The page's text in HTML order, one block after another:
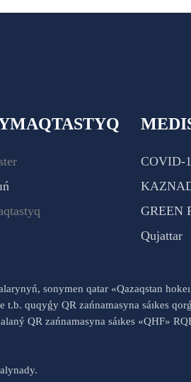
COVID-
GREEN
Qujattar
sonymen qatar «Qazaqstan hokeı
quqyǵy QR zańnamasyna sáıkes
QR zańnamasyna sáıkes «QHF»